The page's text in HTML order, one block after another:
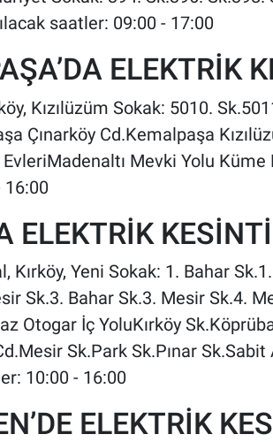
saatler: 09:00 - 17:00
ELEKTRİK
Kızılüzüm Sokak: 5010.
Çınarköy Cd.Kemalpaşa
EvleriMadenaltı Mevki Yolu
16:00
ELEKTRİK
Kırköy, Yeni Sokak: 1. Bahar
Sk.3. Bahar Sk.3. Mesir Sk.4.
Otogar İç YoluKırköy
Sk.Park Sk.Pınar
10:00 - 16:00
ELEKTRİK